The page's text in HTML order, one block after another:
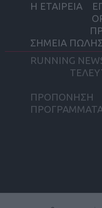
Η ΕΤΑΙΡΕΙΑ
ΣΗΜΕΙΑ
RUNNING
ΠΡΟΠΟΝΗΣΗ